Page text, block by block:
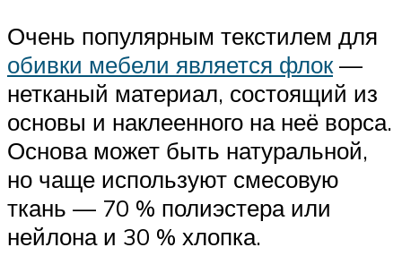
Очень популярным текстилем для
обивки мебели является флок—
нетканый материал, состоящий из
основы и наклеенного на неё ворса.
Основа может быть натуральной,
но чаще используют смесовую
ткань — 70 % полиэстера или
нейлона и 30 % хлопка.